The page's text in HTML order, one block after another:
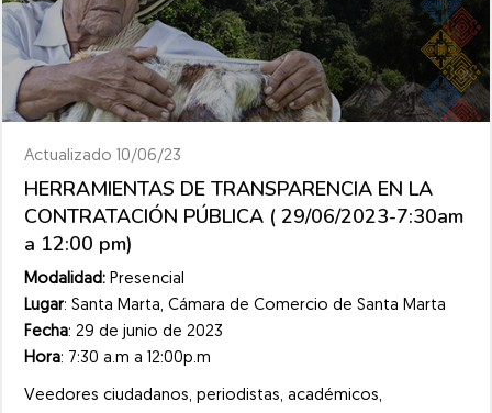
Actualizado 10/06/23
HERRAMIENTAS DE TRANSPARENCIA EN LA
CONTRATACIÓN PÚBLICA ( 29/06/2023-7:30am
a 12:00 pm)
Modalidad: Presencial
Lugar: Santa Marta, Cámara de Comercio de Santa Marta
Fecha: 29 de junio de 2023
Hora: 7:30 a.m a 12:00p.m
Veedores ciudadanos, periodistas, académicos,